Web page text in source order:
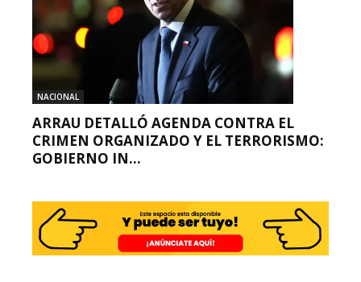
NACIONAL
ARRAU DETALLÓ AGENDA CONTRA EL
CRIMEN ORGANIZADO Y EL TERRORISMO:
GOBIERNO IN...